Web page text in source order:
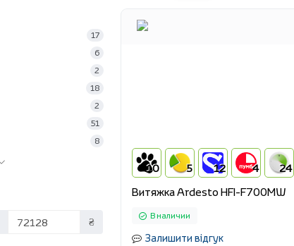
17
6
2
18
2
51
8
₴
10 5 12 4 24
Витяжка Ardesto HFI-F700MW
В наличии
Залишити відгук